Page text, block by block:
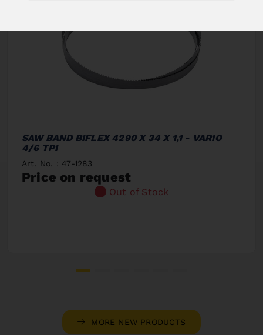
SAW BAND BIFLEX 4290 X 34 X 1,1 - VARIO
4/6 TPI
Art. No. : 47-1283
Price on request
Out of Stock
MORE NEW PRODUCTS